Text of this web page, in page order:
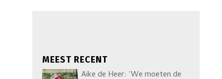
MEEST RECENT
Aike de Heer: ‘We moeten de